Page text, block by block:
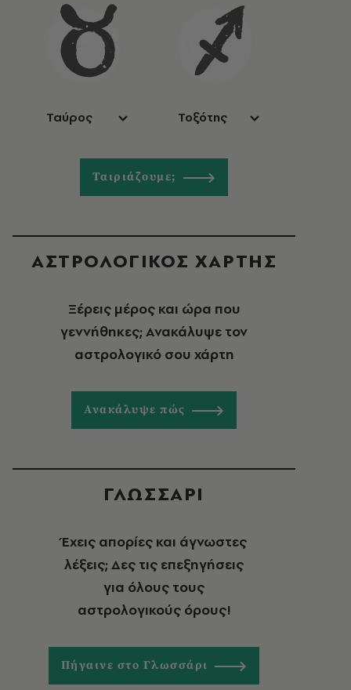
Ταύρος Τοξότης
Ταιριάζουμε;
ΑΣΤΡΟΛΟΓΙΚΟΣ ΧΑΡΤΗΣ
Ξέρεις μέρος και ώρα που
γεννήθηκες; Ανακάλυψε τον
αστρολογικό σου χάρτη
Ανακάλυψε πώς
ΓΛΩΣΣΑΡΙ
Έχεις απορίες και άγνωστες
λέξεις; Δες τις επεξηγήσεις
για όλους τους
αστρολογικούς όρους!
Πήγαινε στο Γλωσσάρι